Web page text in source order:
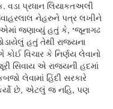
વડા પ્રધાન લિયાકતઅલી
નેહરુને પત્ર લખીને
એમાં જણાવ્યું હતું કે, ‘જૂનાગઢ
હતું તેથી રાજ્યના
વિચાર કે નિર્ણય લેવાનો
સિવાય એ રાજ્યની હદમાં
લેવામાં હિંદી સરકારે
કર્યો છે, એટલું જ નહિ, પણ